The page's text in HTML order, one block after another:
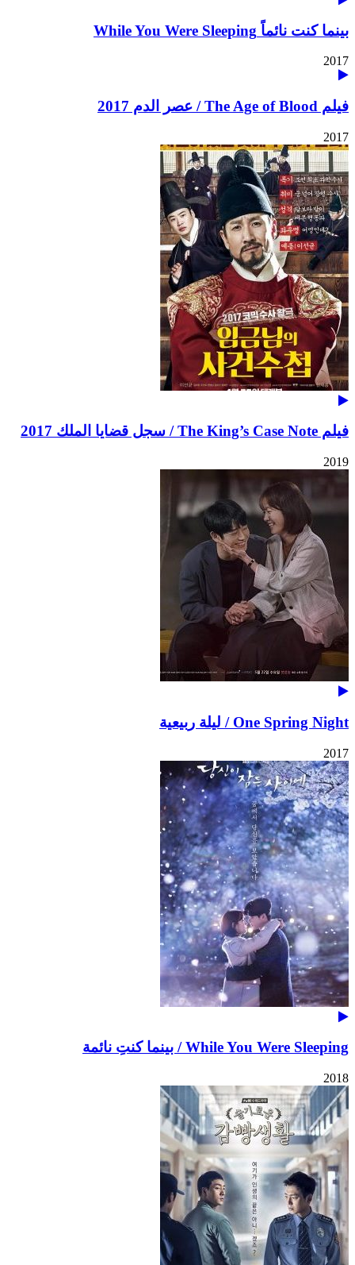
بينما كنت نائماً While You Were Sleeping
2017
فيلم The Age of Blood / عصر الدم 2017
2017
فيلم The King’s Case Note / سجل قضايا الملك 2017
2019
One Spring Night / ليلة ربيعية
2017
While You Were Sleeping / بينما كنتِ نائمة
2018